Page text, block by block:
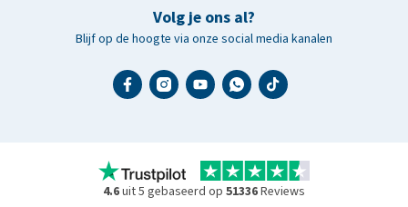
Volg je ons al?
Blijf op de hoogte via onze social media kanalen
4.6uit 5 gebaseerd op 51336Reviews